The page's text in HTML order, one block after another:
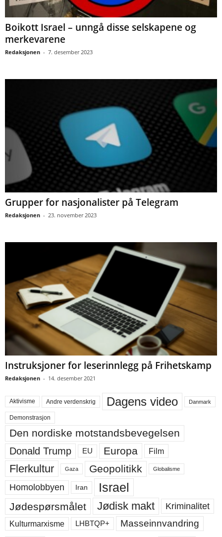
Boikott Israel – unngå disse selskapene og
merkevarene
Redaksjonen - 7. desember 2023
Grupper for nasjonalister på Telegram
Redaksjonen - 23. november 2023
Instruksjoner for leserinnlegg på Frihetskamp
Redaksjonen - 14. desember 2021
Aktivisme Andre verdenskrig Dagens video Danmark
Demonstrasjon
Den nordiske motstandsbevegelsen
Donald Trump EU Europa Film
Flerkultur Gaza Geopolitikk Globalisme
Homolobbyen Iran Israel
Jødespørsmålet Jødisk makt Kriminalitet
Kulturmarxisme LHBTQP+ Masseinnvandring